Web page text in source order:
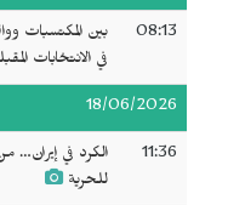
08:13
بين المكتسبات
في الانتخابات
18/06/2026
11:36
الكرد في إيران…
للحرية